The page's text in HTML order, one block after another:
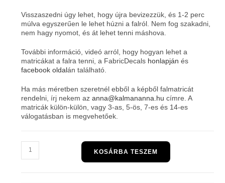
Visszaszedni úgy lehet, hogy újra bevizezzük, és 1-2 perc
múlva egyszerűen le lehet húzni a falról. Nem fog szakadni,
nem hagy nyomot, és át lehet tenni máshova.
További információ, videó arról, hogy hogyan lehet a
matricákat a falra tenni, a FabricDecals honlapján és
facebook oldalán található.
Ha más méretben szeretnél ebből a képből falmatricát
rendelni, írj nekem azanna@kalmananna.hu címre. A
matricák külön-külön, vagy 3-as, 5-ös, 7-es és 14-es
válogatásban is megvehetőek.
Montauciel
falmatrica
KOSÁRBA TESZEM